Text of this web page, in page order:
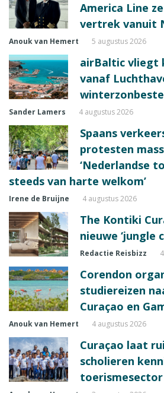
America Line
vertrek vanuit
Anouk van Hemert 5 augustus 2026
airBaltic vliegt
vanaf
Sander Lamers 4 augustus 2026
Spaans
protesten
‘Nederlandse
steeds van harte welkom’
Irene de Bruijne 4 augustus 2026
The Kontiki
nieuwe ‘jungle
Redactie Reisbizz
Corendon
studiereizen
Curaçao en
Anouk van Hemert 4 augustus 2026
Curaçao laat
scholieren
toerismesector